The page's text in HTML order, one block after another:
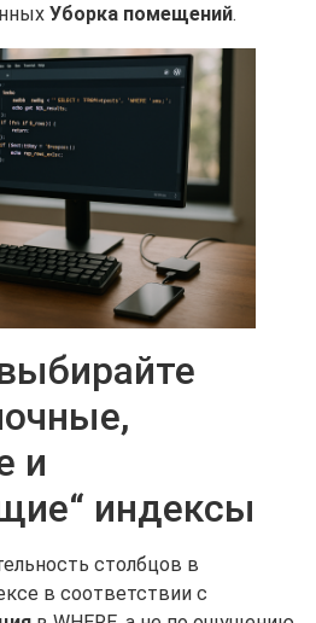
Уборка помещений.
и
индексы
столбцов в
в соответствии с